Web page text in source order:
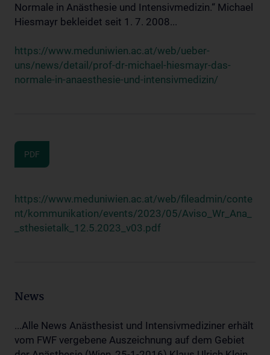
Normale in Anästhesie und Intensivmedizin.“ Michael
Hiesmayr bekleidet seit 1. 7. 2008...
https://www.meduniwien.ac.at/web/ueber-
uns/news/detail/prof-dr-michael-hiesmayr-das-
normale-in-anaesthesie-und-intensivmedizin/
PDF
https://www.meduniwien.ac.at/web/fileadmin/conte
nt/kommunikation/events/2023/05/Aviso_Wr_Ana_
_sthesietalk_12.5.2023_v03.pdf
News
...Alle News Anästhesist und Intensivmediziner erhält
vom FWF vergebene Auszeichnung auf dem Gebiet